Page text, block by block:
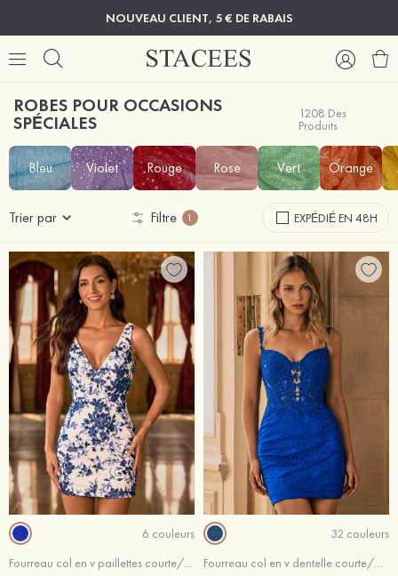
NOUVEAU CLIENT, 5 € DE RABAIS
ROBES POUR OCCASIONS
SPÉCIALES 1208 Des
Produits
Bleu Violet Rouge Rose Vert Orange
Trier par Filtre 1 EXPÉDIÉ EN 48H
6 couleurs
Fourreau col en v paillettes courte/mini robe de fête de la rentré avec perles
32 couleurs
Fourreau col en v dentelle courte/mini robe de fête de la rentré avec perles